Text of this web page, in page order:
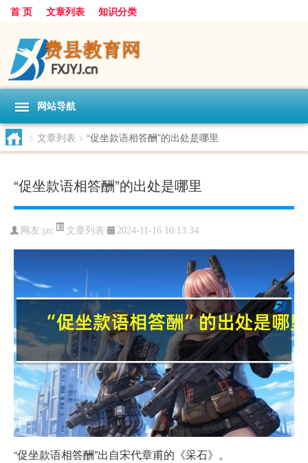
首 页 文章列表 知识分类
网站导航
> 文章列表 > “促坐款语相答酬”的出处是哪里
“促坐款语相答酬”的出处是哪里
网友:jzc 文章列表 2024-11-16 10:13:34
“促坐款语相答酬”出自宋代章甫的《采石》。